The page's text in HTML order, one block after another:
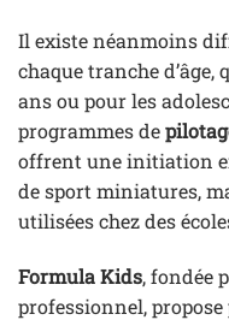
Il existe néanmoins
chaque tranche d’âge,
ans ou pour les
programmes de
offrent une initiation
de sport miniatures,
utilisées chez des
Formula Kids, fondée
professionnel,